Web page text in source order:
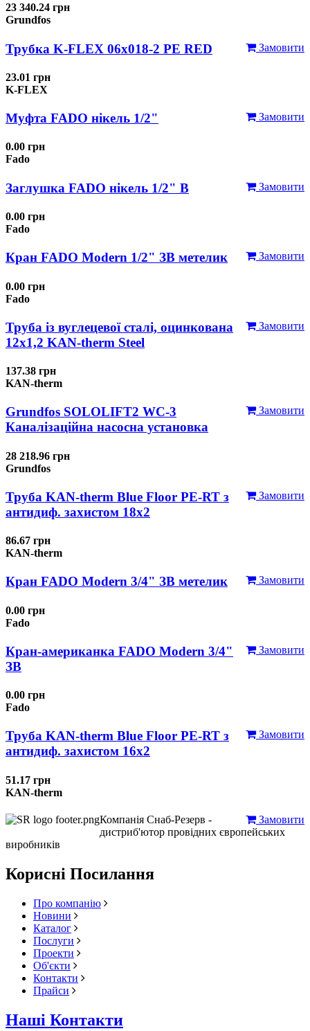
23 340.24 грн
Grundfos
Замовити
Трубка K-FLEX 06x018-2 РЕ RED
23.01 грн
K-FLEX
Замовити
Муфта FADO нікель 1/2"
0.00 грн
Fado
Замовити
Заглушка FADO нікель 1/2" В
0.00 грн
Fado
Замовити
Кран FADO Modern 1/2" ЗВ метелик
0.00 грн
Fado
Замовити
Труба із вуглецевої сталі, оцинкована
12x1,2 KAN-therm Steel
137.38 грн
KAN-therm
Замовити
Grundfos SOLOLIFT2 WC-3
Каналізаційна насосна установка
28 218.96 грн
Grundfos
Замовити
Труба KAN-therm Blue Floor PE-RT з
антидиф. захистом 18х2
86.67 грн
KAN-therm
Замовити
Кран FADO Modern 3/4" ЗВ метелик
0.00 грн
Fado
Замовити
Кран-американка FADO Modern 3/4"
ЗВ
0.00 грн
Fado
Замовити
Труба KAN-therm Blue Floor PE-RT з
антидиф. захистом 16х2
51.17 грн
KAN-therm
Замовити
Компанія Снаб-Резерв -
дистриб'ютор провідних європейських
виробників
Корисні Посилання
Про компанію
Новини
Каталог
Послуги
Проекти
Об'єкти
Контакти
Прайси
Наші Контакти